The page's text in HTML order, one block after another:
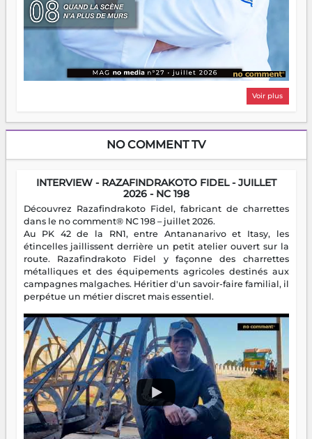
Voir plus
NO COMMENT TV
INTERVIEW - RAZAFINDRAKOTO FIDEL - JUILLET
2026 - NC 198
Découvrez Razafindrakoto Fidel, fabricant de charrettes
dans le no comment® NC 198 – juillet 2026.
Au PK 42 de la RN1, entre Antananarivo et Itasy, les
étincelles jaillissent derrière un petit atelier ouvert sur la
route. Razafindrakoto Fidel y façonne des charrettes
métalliques et des équipements agricoles destinés aux
campagnes malgaches. Héritier d'un savoir-faire familial, il
perpétue un métier discret mais essentiel.